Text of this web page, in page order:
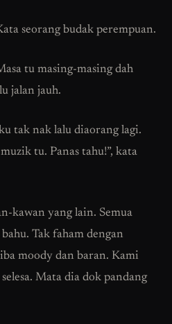
seorang budak perempuan.
tu masing-masing dah
jalan jauh.
tak nak lalu diaorang lagi.
tu. Panas tahu!”, kata
kawan yang lain. Semua
Tak faham dengan
moody dan baran. Kami
Mata dia dok pandang